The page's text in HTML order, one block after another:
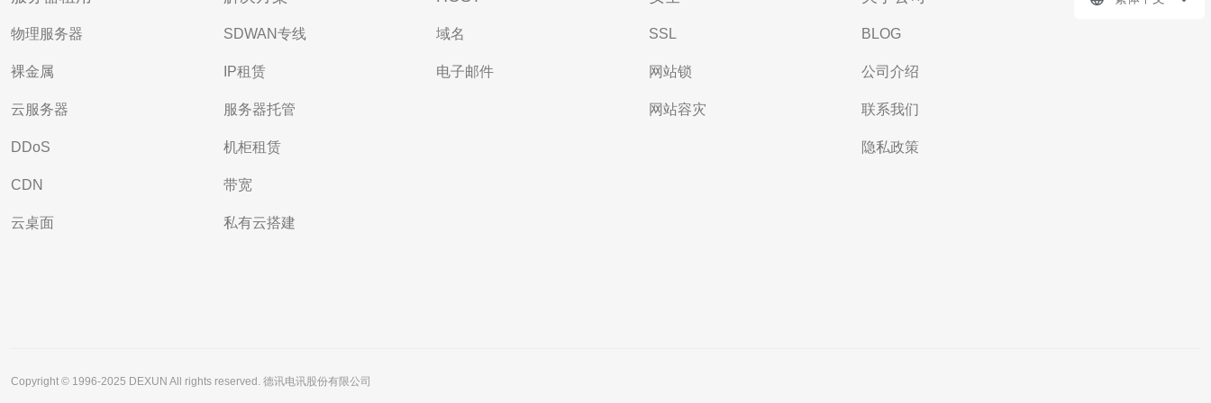
物理服务器
裸金属
云服务器
DDoS
CDN
云桌面
SDWAN专线
IP租赁
服务器托管
机柜租赁
带宽
私有云搭建
域名
电子邮件
SSL
网站锁
网站容灾
BLOG
公司介绍
联系我们
隐私政策
Copyright © 1996-2025 DEXUN All rights reserved. 德讯电讯股份有限公司